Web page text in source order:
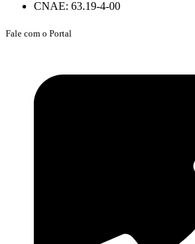
CNAE: 63.19-4-00
Fale com o Portal